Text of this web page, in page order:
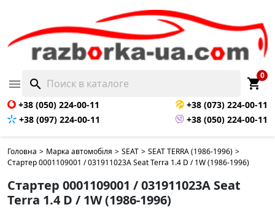
 search shopping_cart
0
+38 (050) 224-00-11
+38 (073) 224-00-11
+38 (097) 224-00-11
+38 (050) 224-00-11
Головна > Марка автомобіля > SEAT > SEAT TERRA (1986-1996) >
Стартер 0001109001 / 031911023A Seat Terra 1.4 D / 1W (1986-1996)
Стартер 0001109001 / 031911023A Seat
Terra 1.4 D / 1W (1986-1996)